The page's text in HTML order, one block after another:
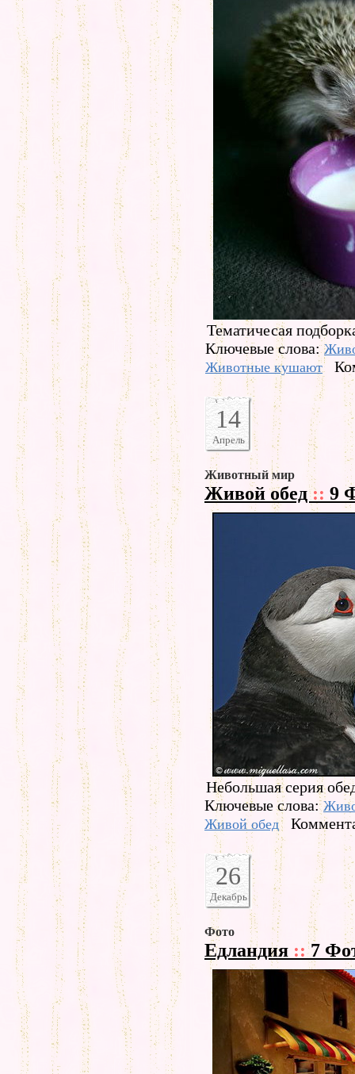
Тематичесая
Ключевые слова:
Животные кушают
14
Апрель
Животный мир
Живой обед:: 9
Небольшая серия
Ключевые слова:
Живой обед
26
Декабрь
Фото
Едландия ::7